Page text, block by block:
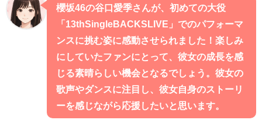
櫻坂46の谷口愛季さんが、初めての大役
「13thSingleBACKSLIVE」でのパフォーマ
ンスに挑む姿に感動させられました！楽しみ
にしていたファンにとって、彼女の成長を感
じる素晴らしい機会となるでしょう。彼女の
歌声やダンスに注目し、彼女自身のストーリ
ーを感じながら応援したいと思います。